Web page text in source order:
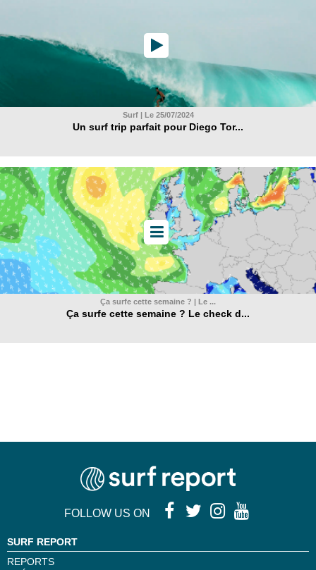
Surf | Le 25/07/2024
Un surf trip parfait pour Diego Tor...
Ça surfe cette semaine ? | Le ...
Ça surfe cette semaine ? Le check d...
FOLLOW US ON
SURF REPORT
REPORTS